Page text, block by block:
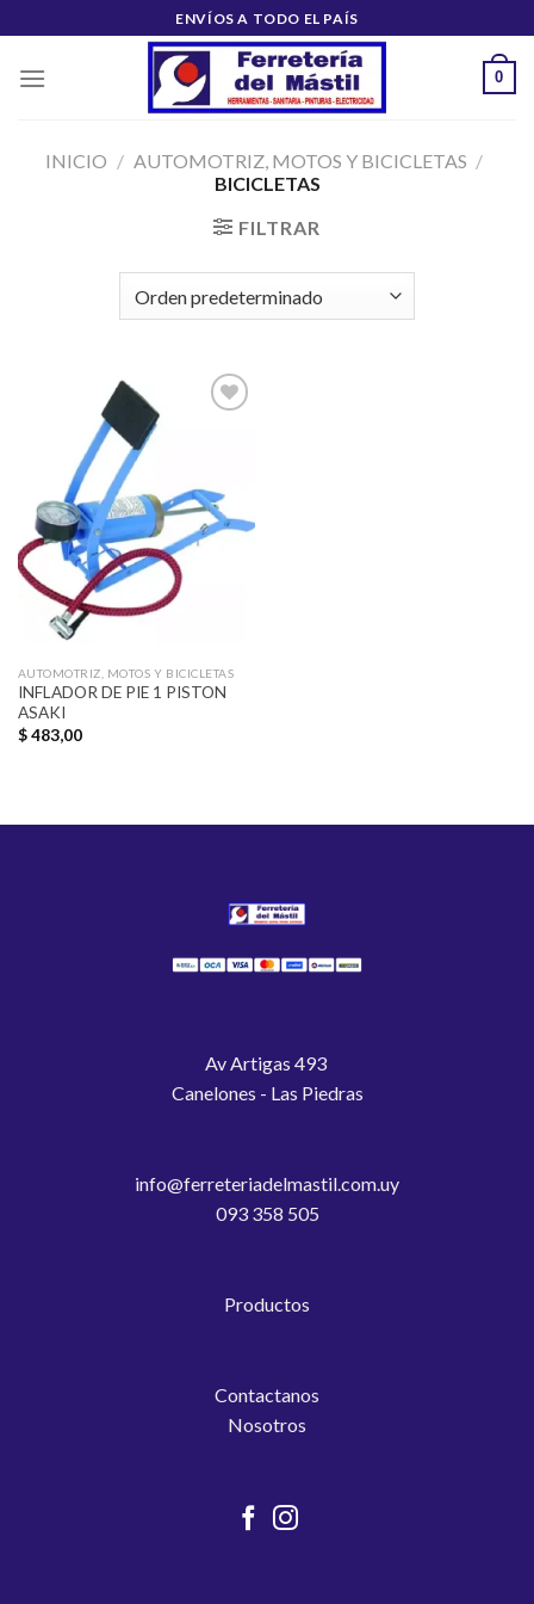
al
contenido
ENVÍOS A TODO EL PAÍS
0
INICIO / AUTOMOTRIZ, MOTOS Y BICICLETAS /
BICICLETAS
FILTRAR
lista de
deseos
AUTOMOTRIZ, MOTOS Y BICICLETAS
INFLADOR DE PIE 1 PISTON
ASAKI
$483,00
Av Artigas 493
Canelones - Las Piedras
info@ferreteriadelmastil.com.uy
093 358 505
Productos
Contactanos
Nosotros